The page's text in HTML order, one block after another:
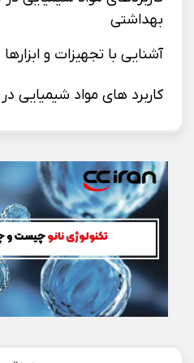
بهداشتی
آشنایی با تجهیزات و ابزارها
کاربرد های مواد شیمیایی